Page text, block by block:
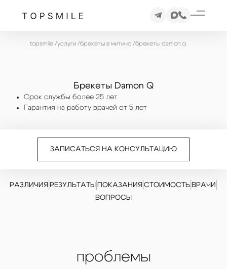
topsmile /услуги /брекеты в митино /брекеты damon q
Брекеты Damon Q
Срок службы более 25 лет
Гарантия на работу врачей от 5 лет
ЗАПИСАТЬСЯ НА КОНСУЛЬТАЦИЮ
РАЗЛИЧИЯ РЕЗУЛЬТАТЫ ПОКАЗАНИЯ СТОИМОСТЬ ВРАЧИ
ВОПРОСЫ
проблемы